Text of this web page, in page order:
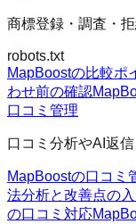
商標登録・調査・
robots.txt
MapBoostの比較ポ
わせ前の確認
口コミ管理
口コミ分析やAI返
MapBoostの口コミ
法分析と改善点の
の口コミ対応